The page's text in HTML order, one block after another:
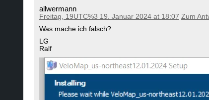
allwermann
Freitag, 19UTC%3 19. Januar 2024 at 18:07 Zum
Was mache ich falsch?
LG
Ralf